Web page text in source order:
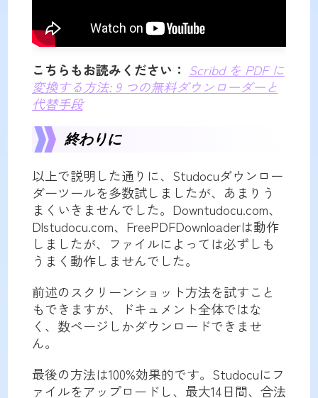
こちらもお読みください： Scribd を PDF に
変換する方法: 9 つの無料ダウンローダーと
代替手段
終わりに
以上で説明した通りに、Studocuダウンロー
ダーツールを多数試しましたが、あまりう
まくいきませんでした。Downtudocu.com、
Dlstudocu.com、FreePDFDownloaderは動作
しましたが、ファイルによっては必ずしも
うまく動作しませんでした。
前述のスクリーンショット方法を試すこと
もできますが、ドキュメント全体ではな
く、数ページしかダウンロードできませ
ん。
最後の方法は100%効果的です。Studocuにフ
ァイルをアップロードし、最大14日間、合法